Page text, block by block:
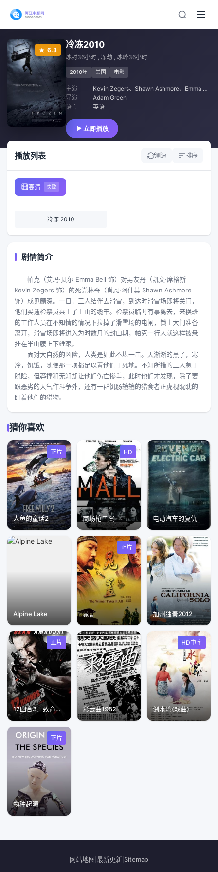
6.3
冷冻2010
冰封36小时 , 冻劫 , 冰峰36小时
2010年 美国 电影
主演 Kevin Zegers、 Shawn Ashmore、 Emma Bell
导演
Adam Green
语言
英语
立即播放
播放列表 测速 排序
高清 失败
冷冻 2010
剧情简介
帕克（艾玛·贝尔 Emma Bell 饰）对男友丹（凯文·席格斯
Kevin Zegers 饰）的死党林奇（肖恩·阿什莫 Shawn Ashmore
饰）成见颇深。一日，三人结伴去滑雪，到达时滑雪场即将关门，
他们买通检票员乘上了上山的缆车。检票员临时有事离去，来换班
的工作人员在不知情的情况下拉掉了滑雪场的电闸，锁上大门准备
离开，滑雪场即将进入为时数月的封山期，帕克一行人就这样被悬
挂在半山腰上下维艰。
面对大自然的凶险，人类是如此不堪一击。天渐渐的黑了，寒
冷，饥饿，随便那一项都足以置他们于死地。不知所措的三人急于
脱险，但莽撞和无知却让他们伤亡惨重，此时他们才发现，除了要
跟恶劣的天气作斗争外，还有一群饥肠辘辘的猎食者正虎视眈眈的
盯着他们的猎物。
猜你喜欢
正片
人鱼的童话2
HD
商场枪击案 电动汽车的复仇
Alpine Lake
正片
晁盖 加州独奏2012
正片
12回合3：致命禁闭 彩云曲1982
HD中字
倒水湾(戏曲)
正片
物种起源
网站地图 最新更新 Sitemap